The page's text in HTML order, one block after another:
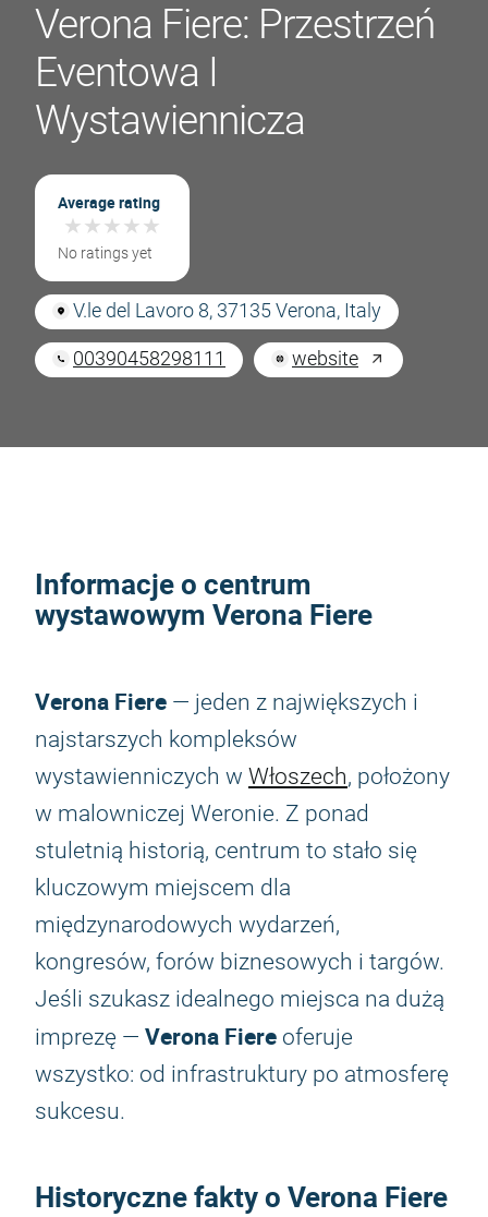
Verona Fiere: Przestrzeń
Eventowa I
Wystawiennicza
Average rating
★★★★★
★★★★★
No ratings yet
V.le del Lavoro 8, 37135 Verona, Italy
00390458298111 website
Informacje o centrum
wystawowym Verona Fiere
Verona Fiere — jeden z największych i
najstarszych kompleksów
wystawienniczych w Włoszech, położony
w malowniczej Weronie. Z ponad
stuletnią historią, centrum to stało się
kluczowym miejscem dla
międzynarodowych wydarzeń,
kongresów, forów biznesowych i targów.
Jeśli szukasz idealnego miejsca na dużą
imprezę — Verona Fiere oferuje
wszystko: od infrastruktury po atmosferę
sukcesu.
Historyczne fakty o Verona Fiere